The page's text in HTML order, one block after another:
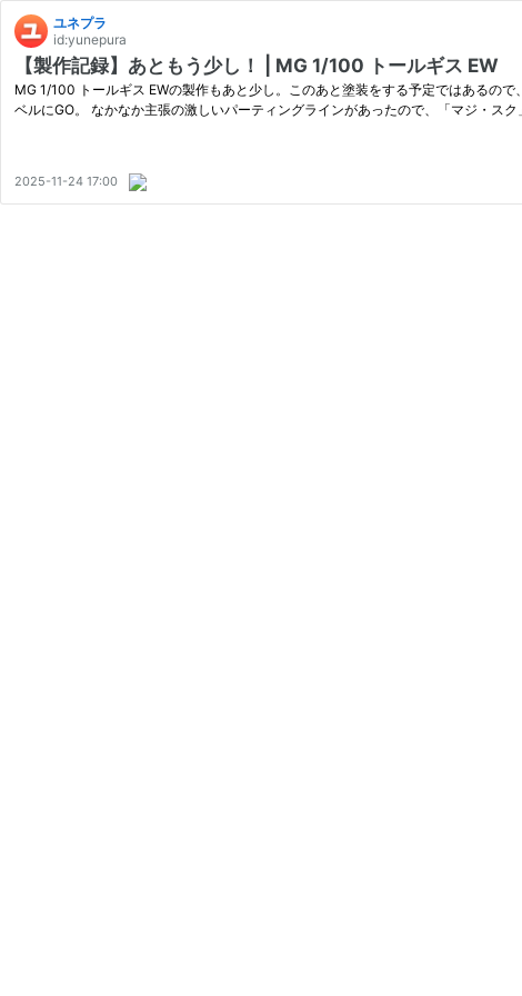
ユネプラ
id:yunepura
【製作記録】あともう少し！ | MG 1/100 トールギス EW
MG 1/100 トールギス EWの製作もあと少し。このあと塗装をする予定ではあるの
ベルにGO。 なかなか主張の激しいパーティングラインがあったので、「マジ・ス
2025-11-24 17:00